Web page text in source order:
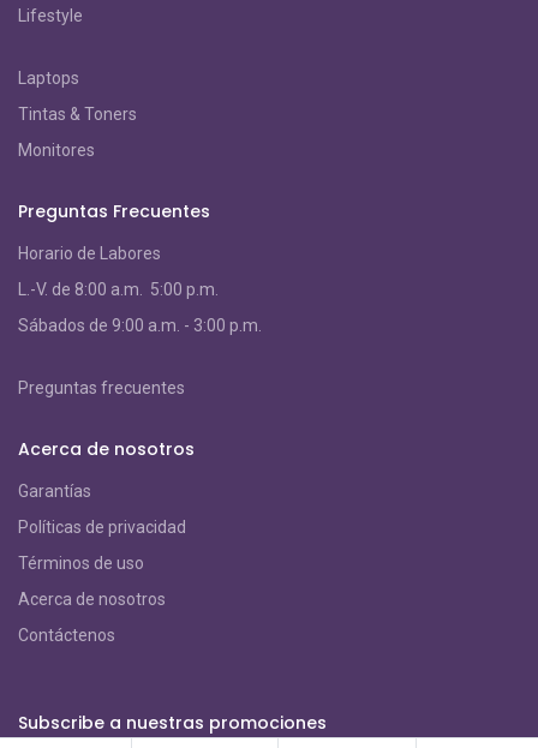
Lifestyle
Laptops
Tintas & Toners
Monitores
Preguntas Frecuentes
Horario de Labores
L.-V. de 8:00 a.m. 5:00 p.m.
Sábados de 9:00 a.m. - 3:00 p.m.
Preguntas frecuentes
Acerca de nosotros
Garantías
Políticas de privacidad
Términos de uso
Acerca de nosotros
Contáctenos
Subscribe a nuestras promociones